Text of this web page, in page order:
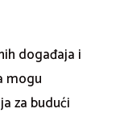
događaja i
mogu
za budući